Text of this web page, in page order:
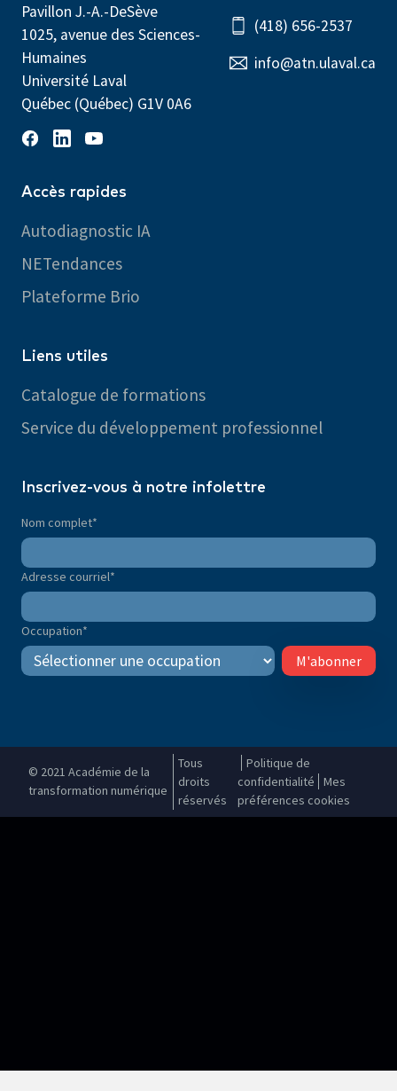
Pavillon J.-A.-DeSève
1025, avenue des Sciences-
Humaines
Université Laval
Québec (Québec) G1V 0A6
(418) 656-2537
info@atn.ulaval.ca
Accès rapides
Autodiagnostic IA
NETendances
Plateforme Brio
Inscrivez-vous à notre infolettre
Nom complet*
Adresse courriel*
Occupation*
M'abonner
Liens utiles
Catalogue de formations
Service du développement professionnel
© 2021 Académie de la
transformation numérique
Tous
droits
réservés
Politique de
confidentialité
Mes
préférences cookies